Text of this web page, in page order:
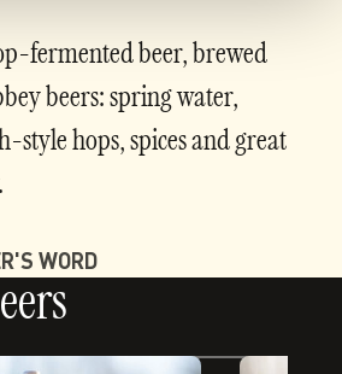
fermented beer, brewed
beers: spring water,
style hops, spices and great
WORD